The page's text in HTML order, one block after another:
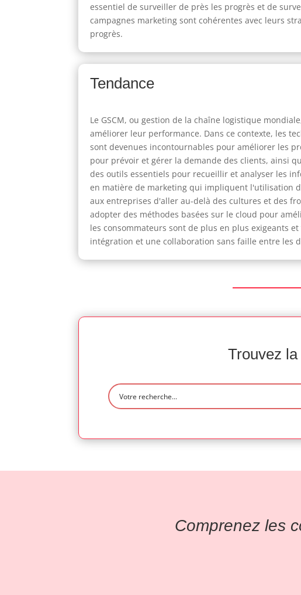
essentiel de surveiller de près les progrès et de
campagnes marketing sont cohérentes avec leurs
progrès.
Tendance
Le GSCM, ou gestion de la chaîne logistique
améliorer leur performance. Dans ce contexte, les
sont devenues incontournables pour améliorer les
pour prévoir et gérer la demande des clients, ainsi
des outils essentiels pour recueillir et analyser les
en matière de marketing qui impliquent l'utilisation
aux entreprises d'aller au-delà des cultures et des
adopter des méthodes basées sur le cloud pour
les consommateurs sont de plus en plus exigeants
intégration et une collaboration sans faille entre les
Trouvez
Comprenez les